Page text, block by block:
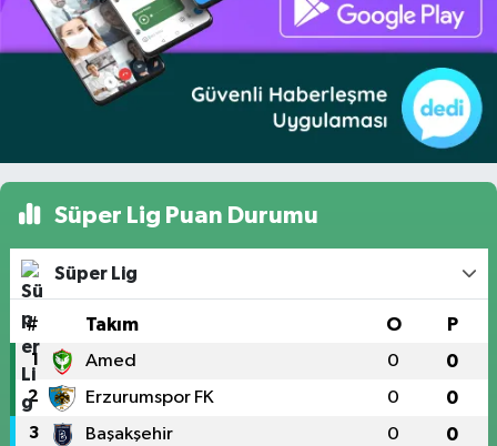
Süper Lig Puan Durumu
Süper Lig
# Takım O P
1 Amed 0 0
2 Erzurumspor FK 0 0
3 Başakşehir 0 0